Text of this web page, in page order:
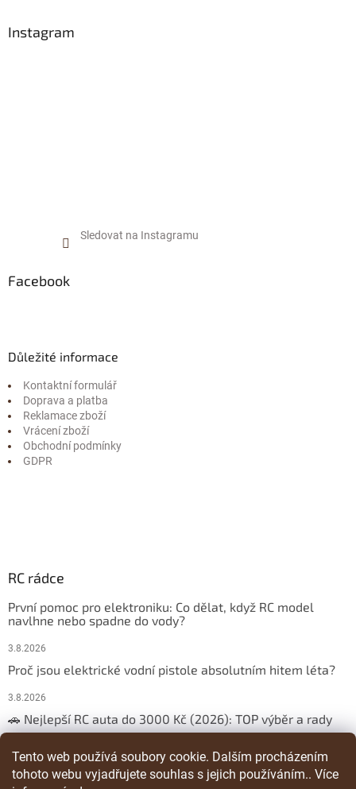
Tento web používá soubory cookie. Dalším procházením
tohoto webu vyjadřujete souhlas s jejich používáním.. Více
Instagram
Sledovat na Instagramu
Facebook
Důležité informace
Kontaktní formulář
Doprava a platba
Reklamace zboží
Vrácení zboží
Obchodní podmínky
GDPR
RC rádce
První pomoc pro elektroniku: Co dělat, když RC model
navlhne nebo spadne do vody?
3.8.2026
Proč jsou elektrické vodní pistole absolutním hitem léta?
3.8.2026
🚗 Nejlepší RC auta do 3000 Kč (2026): TOP výběr a rady
ARCHIV